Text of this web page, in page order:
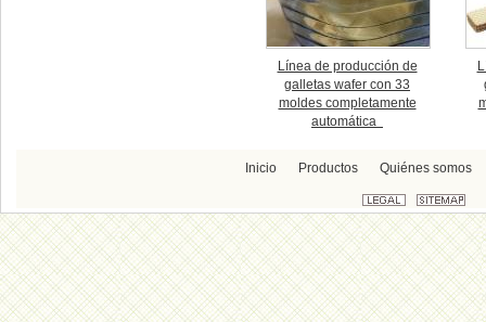
Línea de producción de
galletas wafer con 33
moldes completamente
automática
Inicio Productos Quiénes somos